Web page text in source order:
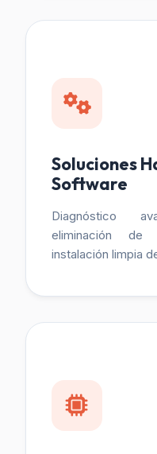
Soluciones
Software
Diagnóstico
eliminación de
instalación limpia